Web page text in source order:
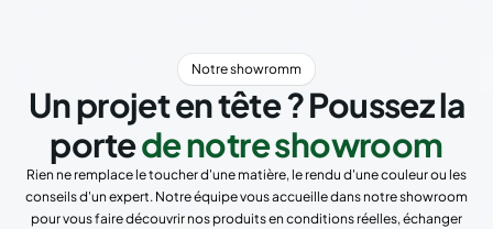
Notre showromm
Un projet en tête ? Poussez la
portede notre showroom
Rien ne remplace le toucher d'une matière, le rendu d'une couleur ou les
conseils d'un expert. Notre équipe vous accueille dans notre showroom
pour vous faire découvrir nos produits en conditions réelles, échanger